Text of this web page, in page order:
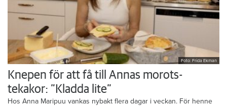
Foto: Frida Ekman
Knepen för att få till Annas morots-
tekakor: ”Kladda lite”
Hos Anna Maripuu vankas nybakt flera dagar i veckan. För henne